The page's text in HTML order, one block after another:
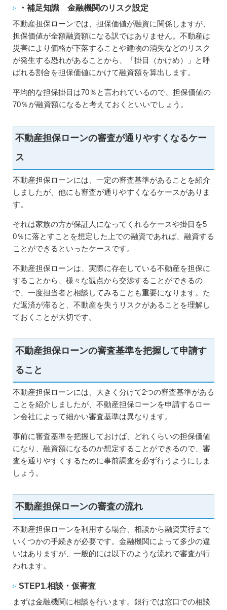
・補足知識 金融機関のリスク設定
不動産担保ローンでは、担保価値が融資に関係しますが、
担保価値が全額融資額になる訳ではありません。不動産は
災害により価格が下落することや建物の消失などのリスク
が発生する恐れがあることから、「掛目（かけめ）」と呼
ばれる割合を担保価値にかけて融資額を算出します。
平均的な担保掛目は70％と言われているので、担保価値の
70％が融資額になると考えておくといいでしょう。
不動産担保ローンの審査が通りやすくなるケー
ス
不動産担保ローンには、一定の審査基準があることを紹介
しましたが、他にも審査が通りやすくなるケースがありま
す。
それは家族の方が保証人になってくれるケースや掛目を5
0％に落とすことを想定した上での融資であれば、融資する
ことができるといったケースです。
不動産担保ローンは、実際に存在している不動産を担保に
することから、様々な観点から交渉することができるの
で、一度担当者と相談してみることも重要になります。た
だ返済が滞ると、不動産を失うリスクがあることを理解し
ておくことが大切です。
不動産担保ローンの審査基準を把握して申請す
ること
不動産担保ローンには、大きく分けて2つの審査基準がある
ことを紹介しましたが、不動産担保ローンを申請するロー
ン会社によって細かい審査基準は異なります。
事前に審査基準を把握しておけば、どれくらいの担保価値
になり、融資額になるのか想定することができるので、審
査を通りやすくするために事前調査を必ず行うようにしま
しょう。
不動産担保ローンの審査の流れ
不動産担保ローンを利用する場合、相談から融資実行まで
いくつかの手続きが必要です。金融機関によって多少の違
いはありますが、一般的には以下のような流れで審査が行
われます。
STEP1.相談・仮審査
まずは金融機関に相談を行います。銀行では窓口での相談